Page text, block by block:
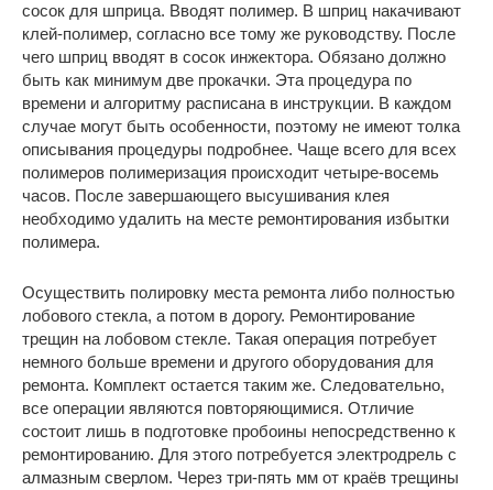
сосок для шприца. Вводят полимер. В шприц накачивают
клей-полимер, согласно все тому же руководству. После
чего шприц вводят в сосок инжектора. Обязано должно
быть как минимум две прокачки. Эта процедура по
времени и алгоритму расписана в инструкции. В каждом
случае могут быть особенности, поэтому не имеют толка
описывания процедуры подробнее. Чаще всего для всех
полимеров полимеризация происходит четыре-восемь
часов. После завершающего высушивания клея
необходимо удалить на месте ремонтирования избытки
полимера.
Осуществить полировку места ремонта либо полностью
лобового стекла, а потом в дорогу. Ремонтирование
трещин на лобовом стекле. Такая операция потребует
немного больше времени и другого оборудования для
ремонта. Комплект остается таким же. Следовательно,
все операции являются повторяющимися. Отличие
состоит лишь в подготовке пробоины непосредственно к
ремонтированию. Для этого потребуется электродрель с
алмазным сверлом. Через три-пять мм от краёв трещины